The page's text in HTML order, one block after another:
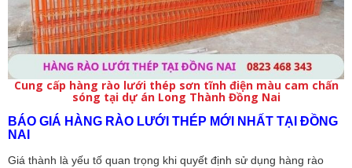
Cung cấp hàng rào lưới thép sơn tĩnh điện màu cam chấn
sóng tại dự án Long Thành Đồng Nai
BÁO GIÁ HÀNG RÀO LƯỚI THÉP MỚI NHẤT TẠI ĐỒNG
NAI
Giá thành là yếu tố quan trọng khi quyết định sử dụng hàng rào